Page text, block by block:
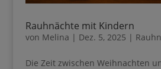
Rauhnächte mit Kindern
von Melina | Dez. 5, 2025 |
Die Zeit zwischen Weihnachten